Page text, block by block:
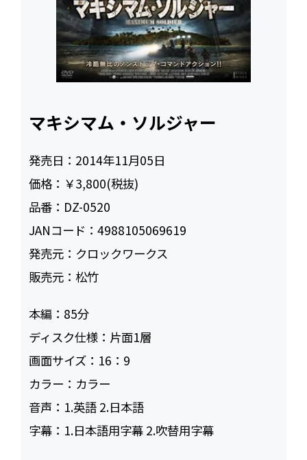
マキシマム・ソルジャー
発売日： 2014年11月05日
価格： ￥3,800(税抜)
品番： DZ-0520
JANコード：4988105069619
発売元： クロックワークス
販売元： 松竹
本編： 85
ディスク仕様： 片面1層
画面サイズ： 16：9
カラー： カラー
音声： 1.英語 2.日本語
字幕： 1.日本語用字幕 2.吹替用字幕